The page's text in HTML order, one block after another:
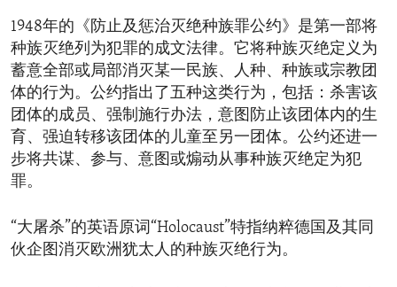
1948年的《防止及惩治灭绝种族罪公约》是第一部将
种族灭绝列为犯罪的成文法律。它将种族灭绝定义为
蓄意全部或局部消灭某一民族、人种、种族或宗教团
体的行为。公约指出了五种这类行为，包括：杀害该
团体的成员、强制施行办法，意图防止该团体内的生
育、强迫转移该团体的儿童至另一团体。公约还进一
步将共谋、参与、意图或煽动从事种族灭绝定为犯
罪。
“大屠杀”的英语原词“Holocaust”特指纳粹德国及其同
伙企图消灭欧洲犹太人的种族灭绝行为。